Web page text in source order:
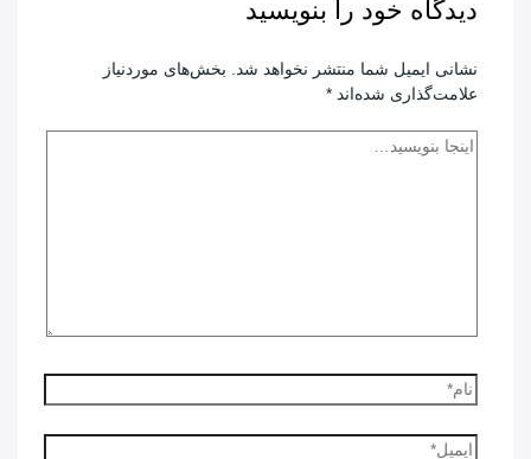
دیدگاه‌ خود را بنویسید
نشانی ایمیل شما منتشر نخواهد شد.
بخش‌های موردنیاز
علامت‌گذاری شده‌اند *
اینجا
نام*
ایمیل*